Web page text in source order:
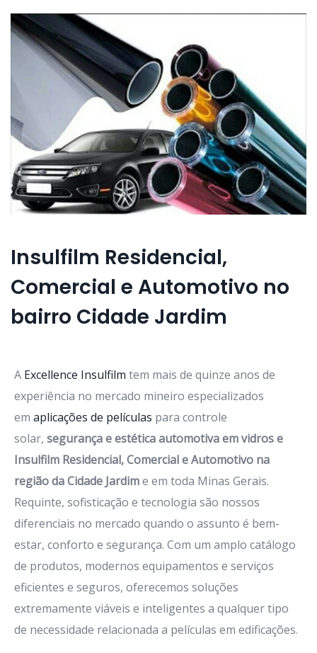
Insulfilm Residencial,
Comercial e Automotivo no
bairro Cidade Jardim
A Excellence Insulfilm tem mais de quinze anos de
experiência no mercado mineiro especializados
em aplicações de películas para controle
solar, segurança e estética automotiva em vidros e
Insulfilm Residencial, Comercial e Automotivo na
região da Cidade Jardime em toda Minas Gerais.
Requinte, sofisticação e tecnologia são nossos
diferenciais no mercado quando o assunto é bem-
estar, conforto e segurança. Com um amplo catálogo
de produtos, modernos equipamentos e serviços
eficientes e seguros, oferecemos soluções
extremamente viáveis e inteligentes a qualquer tipo
de necessidade relacionada a películas em edificações.